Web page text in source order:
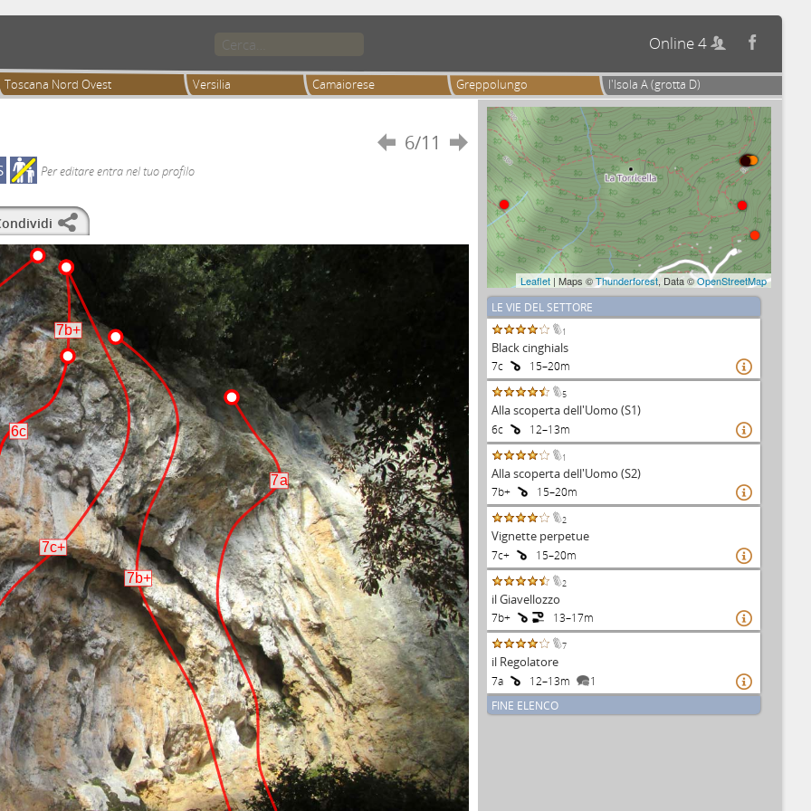
Online 4 
Toscana Nord Ovest Versilia Camaiorese Greppolungo l'Isola A (grotta D)
 6/11

Per editare entra nel tuo profilo
7a
6c
7b+
7c+
7b+
Leaflet | Maps ©Thunderforest, Data ©OpenStreetMap
LE VIE DEL SETTORE
1
Black cinghials
7c 15–20m 
5
Alla scoperta dell'Uomo (S1)
6c 12–13m 
1
Alla scoperta dell'Uomo (S2)
7b+ 15–20m 
2
Vignette perpetue
7c+ 15–20m 
2
il Giavellozzo
7b+ 13–17m 
7
il Regolatore
7a 12–13m 1 
FINE ELENCO